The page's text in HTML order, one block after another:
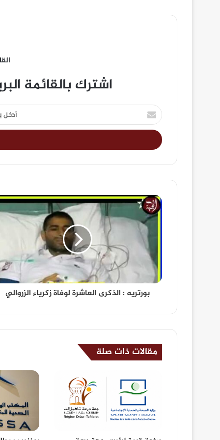
اشترك بالقائمة
بورتريه : الذكرى العاشرة لوفاة زكرياء الزروالي
مقالات ذات صلة